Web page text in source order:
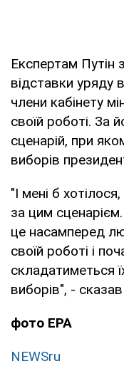
Експертам
відставки уряду
члени кабінету
своїй роботі. За
сценарій, при
виборів
"І мені б
за цим
це насамперед
своїй роботі і
складатиметься
виборів", - сказав
фото ЕРА
NEWSru